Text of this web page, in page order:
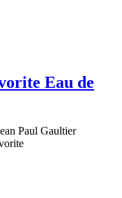
Eau de
Paul Gaultier